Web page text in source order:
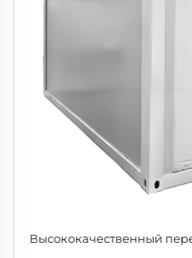
Высококачественный